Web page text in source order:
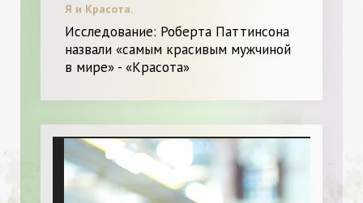
Я и Красота.
Исследование: Роберта Паттинсона
назвали «самым красивым мужчиной
в мире» - «Красота»